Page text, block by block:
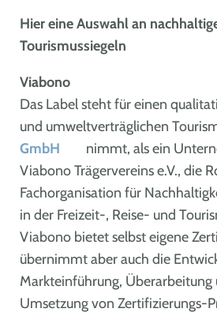
Hier eine Auswahl an
Tourismussiegeln
Viabono
Das Label steht für einen
und umweltverträglichen
GmbH
nimmt, als ein
Viabono Trägervereins e.V., die
Fachorganisation für
in der Freizeit-, Reise- und
Viabono bietet selbst eigene
übernimmt aber auch die
Markteinführung, Überarbeitung
Umsetzung von Zertifizierungs-